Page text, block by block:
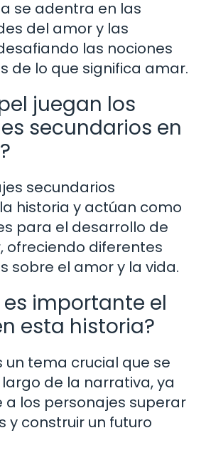
se adentra en las
del amor y las
las nociones
de lo que significa amar.
juegan los
secundarios en
secundarios
historia y actúan como
para el desarrollo de
ofreciendo diferentes
sobre el amor y la vida.
es importante el
esta historia?
un tema crucial que se
de la narrativa, ya
a los personajes superar
y construir un futuro